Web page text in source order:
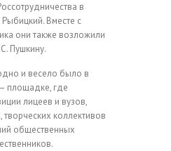
в
Вместе с
они также возложили
Пушкину.
и весело было в
площадке, где
лицеев и вузов,
творческих коллективов
общественных